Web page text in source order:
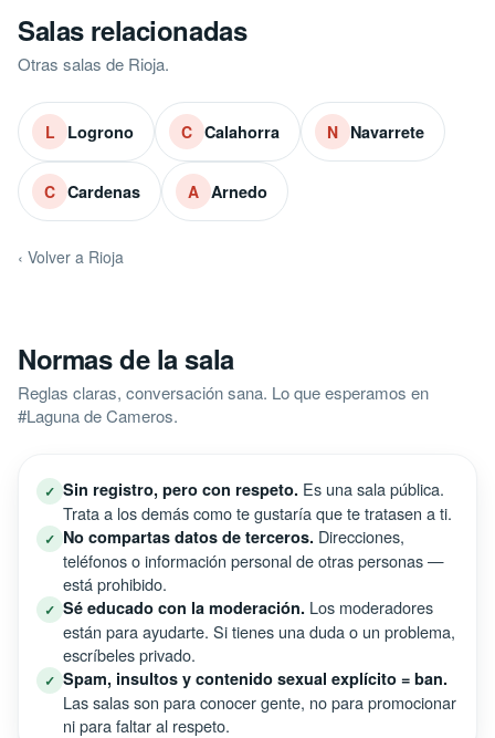
Salas relacionadas
Otras salas de Rioja.
L Logrono C Calahorra N Navarrete
C Cardenas A Arnedo
‹ Volver a Rioja
Normas de la sala
Reglas claras, conversación sana. Lo que esperamos en
#Laguna de Cameros.
✓ Sin registro, pero con respeto. Es una sala pública.
Trata a los demás como te gustaría que te tratasen a ti.
✓ No compartas datos de terceros. Direcciones,
teléfonos o información personal de otras personas —
está prohibido.
✓ Sé educado con la moderación. Los moderadores
están para ayudarte. Si tienes una duda o un problema,
escríbeles privado.
✓ Spam, insultos y contenido sexual explícito = ban.
Las salas son para conocer gente, no para promocionar
ni para faltar al respeto.